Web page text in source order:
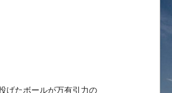
げたボールが万有引力の